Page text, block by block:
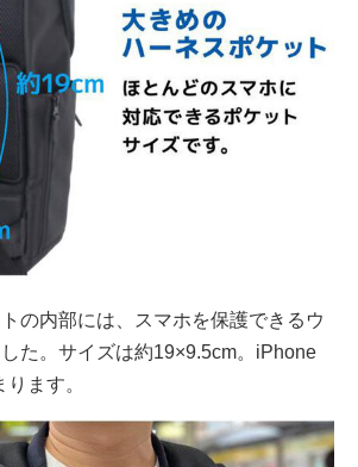
の内部には、スマホを保護できるウ
た。サイズは約19×9.5cm。iPhone
ます。